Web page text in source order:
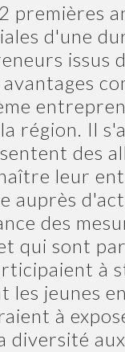
premières
d'une
issus
région. Il
des
leur
auprès
des
qui sont
à
les jeunes
à
diversité